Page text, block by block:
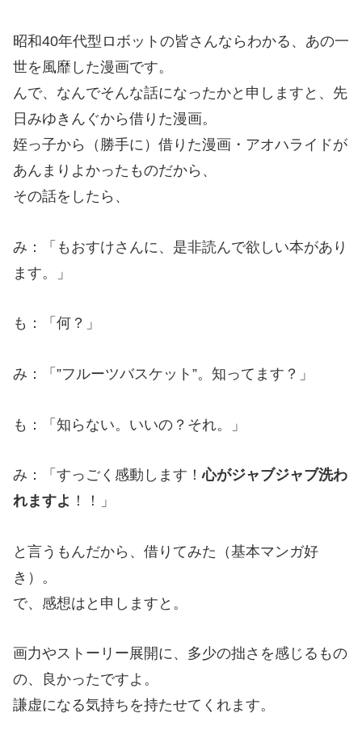
昭和40年代型ロボットの皆さんならわかる、あの一
世を風靡した漫画です。
んで、なんでそんな話になったかと申しますと、先
日みゆきんぐから借りた漫画。
姪っ子から（勝手に）借りた漫画・アオハライドが
あんまりよかったものだから、
その話をしたら、
み：「もおすけさんに、是非読んで欲しい本があり
ます。」
も：「何？」
み：「”フルーツバスケット”。知ってます？」
も：「知らない。いいの？それ。」
み：「すっごく感動します！心がジャブジャブ洗わ
れますよ ！！」
と言うもんだから、借りてみた（基本マンガ好
き）。
で、感想はと申しますと。
画力やストーリー展開に、多少の拙さを感じるもの
の、良かったですよ。
謙虚になる気持ちを持たせてくれます。